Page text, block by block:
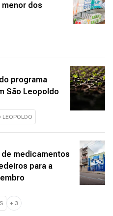
dos
programa
São Leopoldo
LEOPOLDO
medicamentos
para a
+ 3